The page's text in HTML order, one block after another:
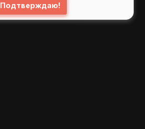
Подтверждаю!